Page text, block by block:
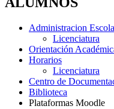
Administracion
Licenciatura
Orientación
Horarios
Licenciatura
Centro de
Biblioteca
Plataformas Moodle